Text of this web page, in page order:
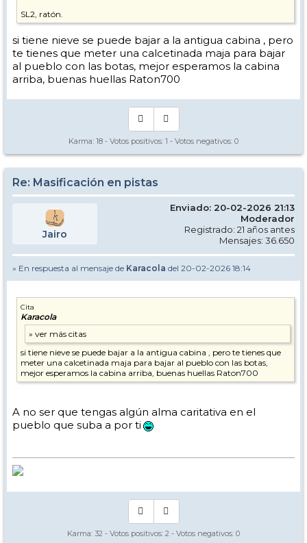
SL2, ratón.
si tiene nieve se puede bajar a la antigua cabina , pero
te tienes que meter una calcetinada maja para bajar
al pueblo con las botas, mejor esperamos la cabina
arriba, buenas huellas Raton700
Karma: 18 - Votos positivos: 1 - Votos negativos: 0
Re: Masificación en pistas
Jairo
Enviado: 20-02-2026 21:13
Moderador
Registrado: 21 años antes
Mensajes: 36.650
» En respuesta al mensaje de Karacola del 20-02-2026 18:14
Cita
Karacola
si tiene nieve se puede bajar a la antigua cabina , pero te tienes que
meter una calcetinada maja para bajar al pueblo con las botas,
mejor esperamos la cabina arriba, buenas huellas Raton700
A no ser que tengas algún alma caritativa en el
pueblo que suba a por ti
Karma: 32 - Votos positivos: 2 - Votos negativos: 0